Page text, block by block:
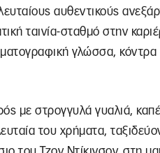
αυθεντικούς
ταινία-σταθμό στην
γλώσσα, κόντρα
με στρογγυλά γυαλιά,
του χρήματα,